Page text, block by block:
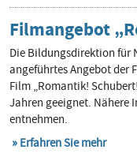
Filmangebot
Die Bildungsdirektion für
angeführtes Angebot der
Film „Romantik!
Jahren geeignet. Nähere
entnehmen.
Erfahren Sie mehr